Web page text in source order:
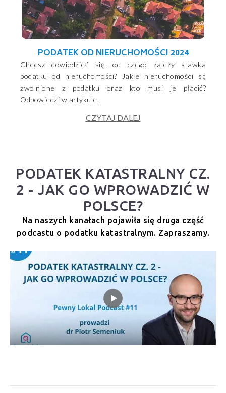
PODATEK OD NIERUCHOMOŚCI 2024
Chcesz dowiedzieć się, od czego zależy stawka
podatku od nieruchomości? Jakie nieruchomości są
zwolnione z podatku oraz kto musi je płacić?
Odpowiedzi w artykule.
CZYTAJ DALEJ
PODATEK KATASTRALNY CZ.
2 - JAK GO WPROWADZIĆ W
POLSCE?
Na naszych kanałach pojawiła się druga część
podcastu o podatku katastralnym. Zapraszamy.